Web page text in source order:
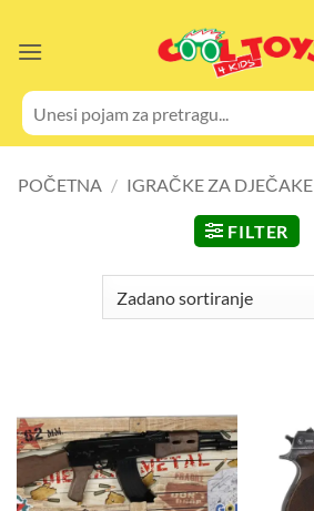
Pretraži:
POČETNA / IGRAČKE ZA DJEČAKE
FILTER